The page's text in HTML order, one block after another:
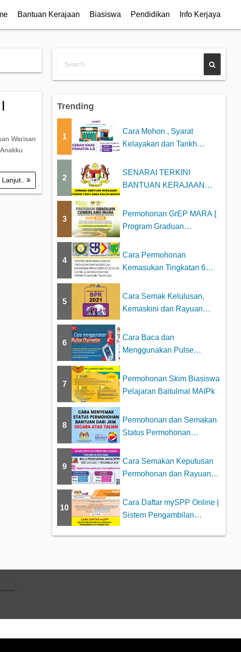
Bantuan Kerajaan Biasiswa Pendidikan Info Kerjaya
Warisan
Lanjut..
Trending
1
Cara Mohon , Syarat
Kelayakan dan Tarikh
2
SENARAI TERKINI
BANTUAN KERAJAAN
MOHON
3
Permohonan GrEP MARA [
Program Graduan
4
Cara Permohonan
Kemasukan Tingkatan 6
Penuh...
5
Cara Semak Kelulusan,
Kemaskini dan Rayuan
6
Cara Baca dan
Menggunakan Pulse
7
Permohonan Skim Biasiswa
Pelajaran Baitulmal MAIPk
8
Permohonan dan Semakan
Status Permohonan
9
Cara Semakan Keputusan
Permohonan dan Rayuan
10
Cara Daftar mySPP Online |
Sistem Pengambilan